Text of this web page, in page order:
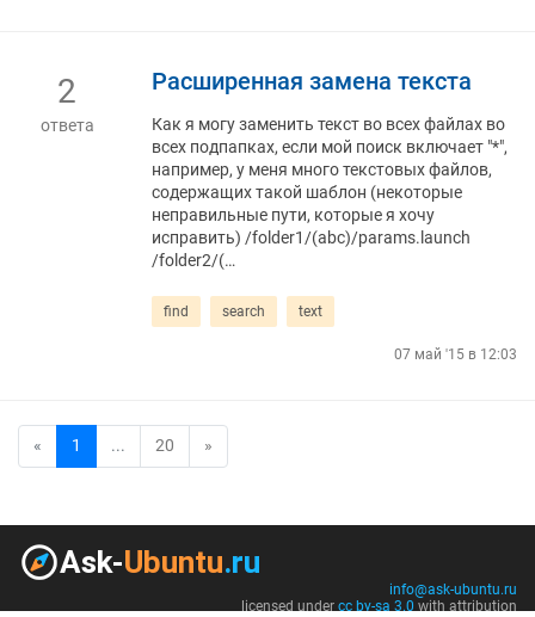
2
ответа
Расширенная замена текста
Как я могу заменить текст во всех файлах во
всех подпапках, если мой поиск включает "*",
например, у меня много текстовых файлов,
содержащих такой шаблон (некоторые
неправильные пути, которые я хочу
исправить) /folder1/(abc)/params.launch
/folder2/(…
find search text
07 май '15 в 12:03
« 1 ... 20 »
info@ask-ubuntu.ru
licensed under cc by-sa 3.0 with attribution